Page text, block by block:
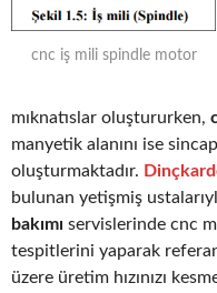
cnc iş mili spindle motor
mıknatıslar oluştururken,
manyetik alanını ise
oluşturmaktadır.
bulunan yetişmiş
bakımı servislerinde cnc
tespitlerini yaparak
üzere üretim hızınızı